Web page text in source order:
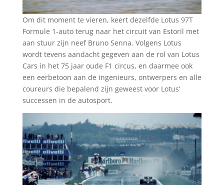
Om dit moment te vieren, keert dezelfde Lotus 97T
Formule 1-auto terug naar het circuit van Estoril met
aan stuur zijn neef Bruno Senna. Volgens Lotus
wordt tevens aandacht gegeven aan de rol van Lotus
Cars in het 75 jaar oude F1 circus, en daarmee ook
een eerbetoon aan de ingenieurs, ontwerpers en alle
coureurs die bepalend zijn geweest voor Lotus’
successen in de autosport.